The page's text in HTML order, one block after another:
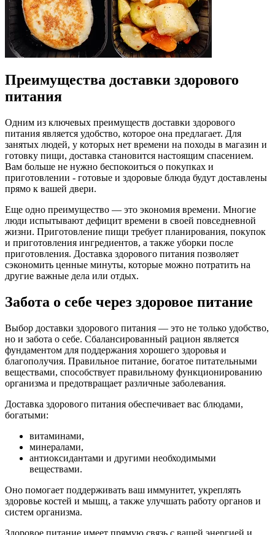
Преимущества доставки здорового
питания
Одним из ключевых преимуществ доставки здорового
питания является удобство, которое она предлагает. Для
занятых людей, у которых нет времени на походы в магазин и
готовку пищи, доставка становится настоящим спасением.
Вам больше не нужно беспокоиться о покупках и
приготовлении - готовые и здоровые блюда будут доставлены
прямо к вашей двери.
Еще одно преимущество — это экономия времени. Многие
люди испытывают дефицит времени в своей повседневной
жизни. Приготовление пищи требует планирования, покупок
и приготовления ингредиентов, а также уборки после
приготовления. Доставка здорового питания позволяет
сэкономить ценные минуты, которые можно потратить на
другие важные дела или отдых.
Забота о себе через здоровое питание
Выбор доставки здорового питания — это не только удобство,
но и забота о себе. Сбалансированный рацион является
фундаментом для поддержания хорошего здоровья и
благополучия. Правильное питание, богатое питательными
веществами, способствует правильному функционированию
организма и предотвращает различные заболевания.
Доставка здорового питания обеспечивает вас блюдами,
богатыми:
витаминами,
минералами,
антиоксидантами и другими необходимыми
веществами.
Оно помогает поддерживать ваш иммунитет, укреплять
здоровье костей и мышц, а также улучшать работу органов и
систем организма.